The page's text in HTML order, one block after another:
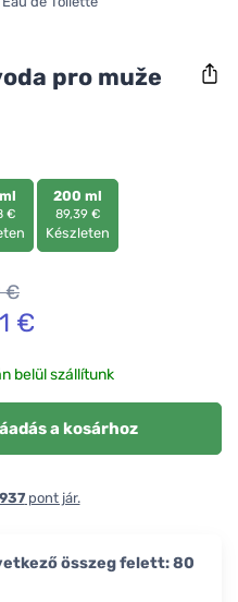
pro muže
€
200 ml
89,39 €
Készleten
€
€
belül szállítunk
a kosárhoz
937pont jár.
összeg felett: 80